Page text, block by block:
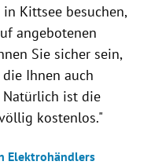
Kittsee besuchen,
angebotenen
Sie sicher sein,
Ihnen auch
Natürlich ist die
kostenlos."
Elektrohändlers